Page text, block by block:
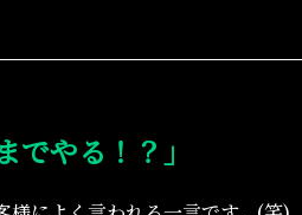
でやる！？」